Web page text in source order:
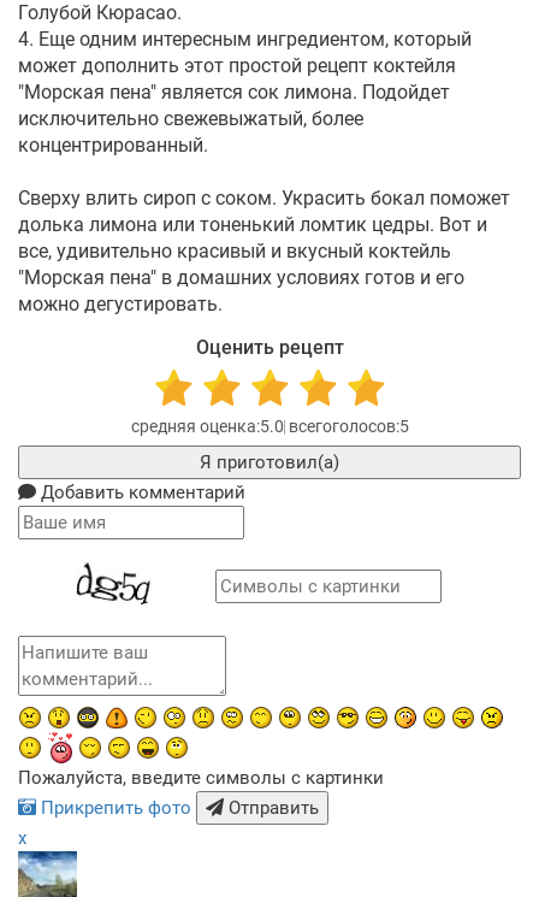
Голубой Кюрасао.
4. Еще одним интересным ингредиентом, который
может дополнить этот простой рецепт коктейля
"Морская пена" является сок лимона. Подойдет
исключительно свежевыжатый, более
концентрированный.
Сверху влить сироп с соком. Украсить бокал поможет
долька лимона или тоненький ломтик цедры. Вот и
все, удивительно красивый и вкусный коктейль
"Морская пена" в домашних условиях готов и его
можно дегустировать.
Оценить рецепт
5.0 5
Я приготовил(а)
Добавить комментарий
Пожалуйста, введите символы с картинки
Прикрепить фото
Отправить
x